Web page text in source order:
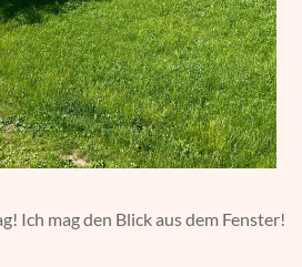
Ich mag den Blick aus dem Fenster!